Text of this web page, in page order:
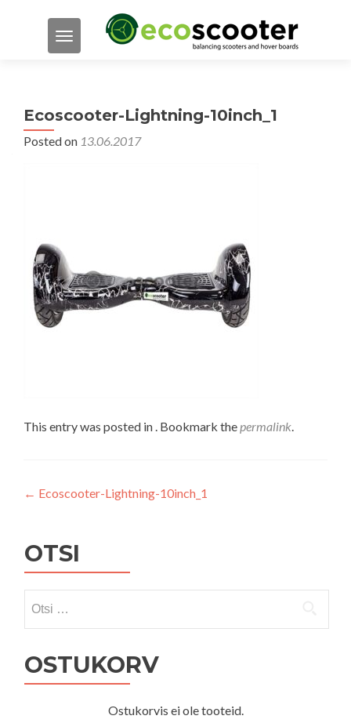
TOGGLE NAVIGATION
Ecoscooter-Lightning-10inch_1
Posted on 13.06.2017
This entry was posted in . Bookmark thepermalink.
Navigeerimine
← Ecoscooter-Lightning-10inch_1
OTSI
OSTUKORV
Ostukorvis ei ole tooteid.